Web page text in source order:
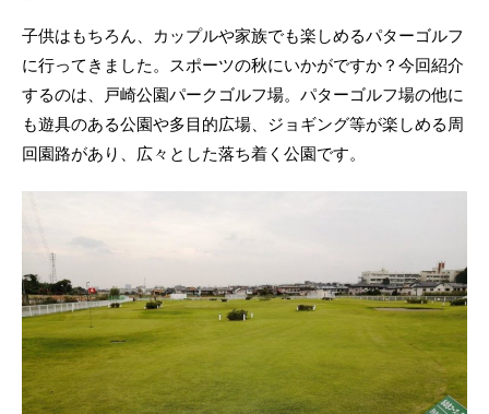
子供はもちろん、カップルや家族でも楽しめるパターゴルフ
に行ってきました。スポーツの秋にいかがですか？今回紹介
するのは、戸崎公園パークゴルフ場。パターゴルフ場の他に
も遊具のある公園や多目的広場、ジョギング等が楽しめる周
回園路があり、広々とした落ち着く公園です。